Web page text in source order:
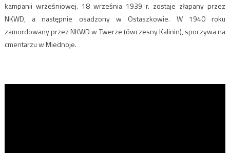
kampanii wrześniowej. 18 września 1939 r. zostaje złapany przez
NKWD, a następnie osadzony w Ostaszkowie. W 1940 roku
zamordowany przez NKWD w Twerze (ówczesny Kalinin), spoczywa na
cmentarzu w Miednoje.